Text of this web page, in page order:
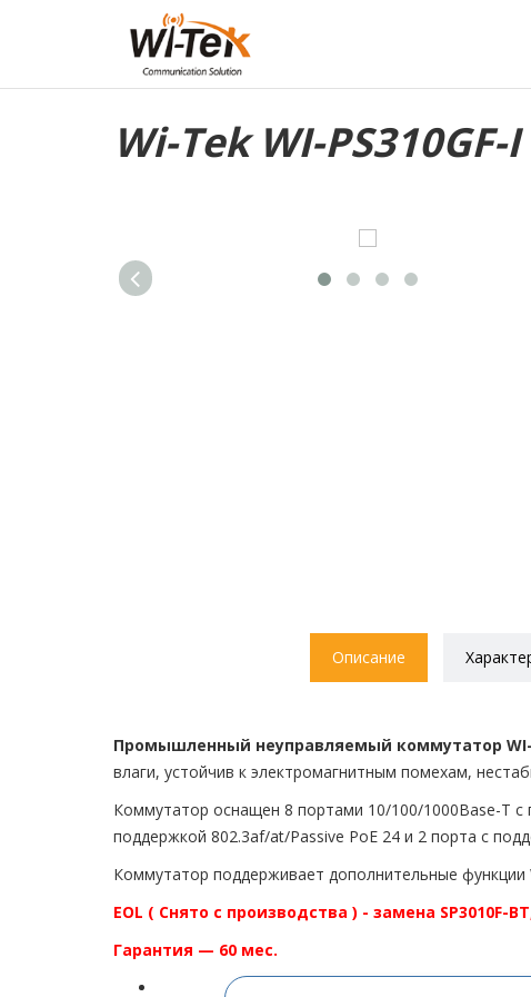
Wi-Tek WI-PS310GF-
Описание
Промышленный неуправляемый коммутатор WI-
влаги, устойчив к электромагнитным помехам,
Коммутатор оснащен 8 портами 10/100/1000Base-Т с
поддержкой 802.3af/at/Passive PoE 24 и 2 порта с
Коммутатор поддерживает дополнительные
EOL ( Снято с производства ) - замена SP3010F-BT
Гарантия — 60 мес.